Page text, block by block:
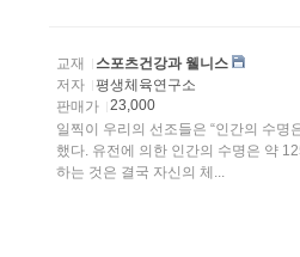
교재
스포츠건강과 웰니스
저자
평생체육연구소
판매가
23,000
일찍이 우리의 선조들은 “인간의 수명
했다. 유전에 의한 인간의 수명은 약
하는 것은 결국 자신의 체...